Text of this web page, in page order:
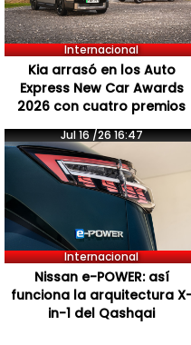
Internacional
Kia arrasó en los Auto
Express New Car Awards
2026 con cuatro premios
Jul 16 /26 16:47
Internacional
Nissan e-POWER: así
funciona la arquitectura
in-1 del Qashqai